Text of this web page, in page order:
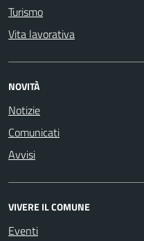
Turismo
Vita lavorativa
NOVITÀ
Notizie
Comunicati
Avvisi
VIVERE IL COMUNE
Eventi